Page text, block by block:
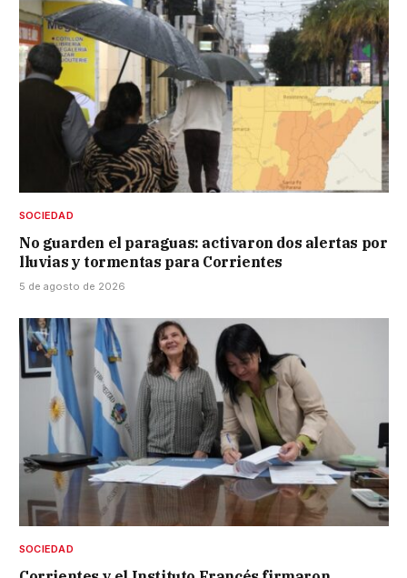
SOCIEDAD
No guarden el paraguas: activaron dos alertas por
lluvias y tormentas para Corrientes
5 de agosto de 2026
SOCIEDAD